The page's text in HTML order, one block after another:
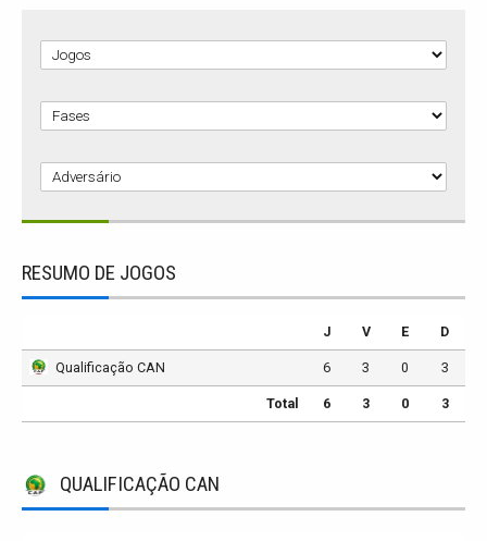
RESUMO DE JOGOS
J V E D
Qualificação CAN 6 3 0 3
Total 6 3 0 3
QUALIFICAÇÃO CAN